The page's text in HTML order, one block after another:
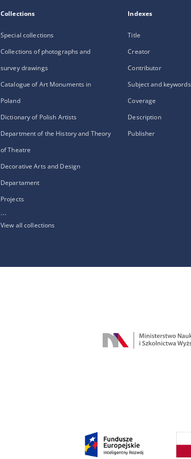
Collections
Special collections
Collections of photographs and
survey drawings
Catalogue of Art Monuments in
Poland
Dictionary of Polish Artists
Department of the History and Theory
of Theatre
Decorative Arts and Design
Departament
Projects
...
View all collections
Indexes
Title
Creator
Contributor
Subject and keywords
Coverage
Description
Publisher